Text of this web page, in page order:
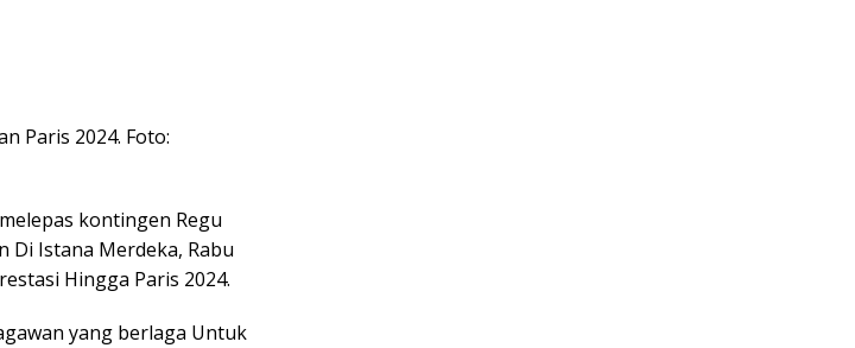
Paris 2024. Foto:
kontingen Regu
Di Istana Merdeka, Rabu
Hingga Paris 2024.
yang berlaga Untuk